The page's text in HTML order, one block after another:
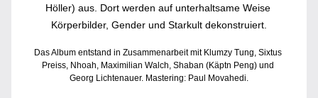
Höller) aus. Dort werden auf unterhaltsame Weise
Körperbilder, Gender und Starkult dekonstruiert.
Das Album entstand in Zusammenarbeit mit Klumzy Tung, Sixtus
Preiss, Nhoah, Maximilian Walch, Shaban (Käptn Peng) und
Georg Lichtenauer. Mastering: Paul Movahedi.